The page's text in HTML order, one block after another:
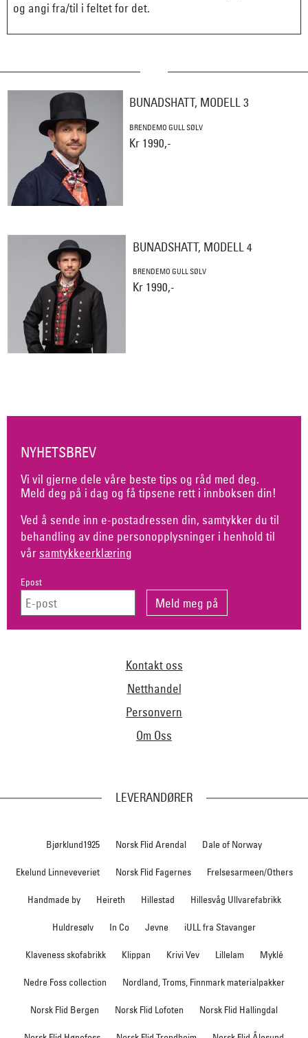
og angi fra/til i feltet for det.
BUNADSHATT, MODELL 3
BRENDEMO GULL SØLV
Kr 1990,-
BUNADSHATT, MODELL 4
BRENDEMO GULL SØLV
Kr 1990,-
NYHETSBREV
Vi vil gjerne dele våre beste tips og råd med deg.
Meld deg på i dag og få tipsene rett i innboksen din!
Ved å sende inn e-postadressen din, samtykker du til
behandling av dine personopplysninger i henhold til
vår samtykkeerklæring
Epost
Kontakt oss
Netthandel
Personvern
Om Oss
LEVERANDØRER
Bjørklund1925 Norsk Flid Arendal Dale of Norway
Ekelund Linneveveriet Norsk Flid Fagernes Frelsesarmeen/Others
Handmade by Heireth Hillestad Hillesvåg Ullvarefabrikk
Huldresølv In Co Jevne iULL fra Stavanger
Klaveness skofabrikk Klippan Krivi Vev Lillelam Myklé
Nedre Foss collection Nordland, Troms, Finnmark materialpakker
Norsk Flid Bergen Norsk Flid Lofoten Norsk Flid Hallingdal